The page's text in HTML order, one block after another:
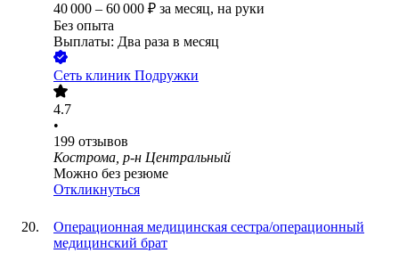
40 000 – 60 000 ₽ за месяц, на руки
Без опыта
Выплаты: Два раза в месяц
Сеть клиник Подружки
4.7
•
199 отзывов
Кострома, р-н Центральный
Можно без резюме
Откликнуться
Операционная медицинская сестра/операционный
медицинский брат